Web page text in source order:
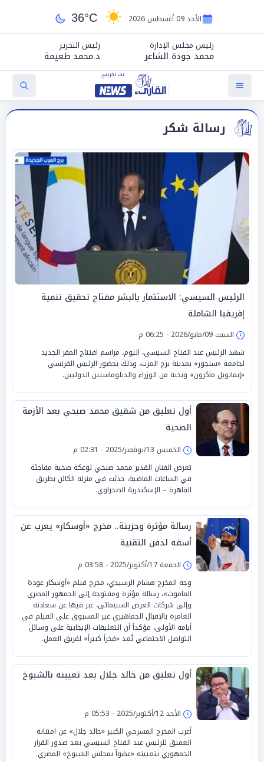
الأحد 09 أغسطس 2026 36°C
رئيس مجلس الإدارة
محمد جودة الشاعر
رئيس التحرير
د.محمد طعيمة
رسالة شكر
الرئيس السيسي: الاستثمار بالبشر مفتاح تحقيق تنمية
إفريقيا الشاملة
السبت 09/مايو/2026 - 06:25 م
شهد الرئيس عبد الفتاح السيسي، اليوم، مراسم افتتاح المقر الجديد
لجامعة «سنجور» بمدينة برج العرب، وذلك بحضور الرئيس الفرنسي
«إيمانويل ماكرون» ونخبة من الوزراء والدبلوماسيين الدوليين.
أول تعليق من شقيق محمد صبحي بعد الأزمة
الصحية
الخميس 13/نوفمبر/2025 - 02:31 م
تعرض الفنان القدير محمد صبحي لوعكة صحية مفاجئة
في الساعات الماضية، حدثت في منزله الكائن بطريق
القاهرة – الإسكندرية الصحراوي.
رسالة مؤثرة وحزينة.. مخرج «أوسكار» يعرب عن
أسفه لدفن التقنية
الجمعة 17/أكتوبر/2025 - 03:58 م
وجه المخرج هشام الرشيدي، مخرج فيلم «أوسكار عودة
الماموث»، رسالة مؤثرة ومفتوحة إلى الجمهور المصري
وإلى شركات العرض السينمائي، عبر فيها عن سعادته
الغامرة بالإقبال الجماهيري غير المسبوق على الفيلم في
أيامه الأولى، مؤكداً أن التعليقات الإيجابية على وسائل
التواصل الاجتماعي تُعد «فخراً كبيراً» لفريق العمل.
أول تعليق من خالد جلال بعد تعيينه بالشيوخ
الأحد 12/أكتوبر/2025 - 05:53 م
أعرب المخرج المسرحي الكبير «خالد جلال» عن امتنانه
العميق للرئيس عبد الفتاح السيسي بعد صدور القرار
الجمهوري بتعيينه «عضواً بمجلس الشيوخ» المصري.